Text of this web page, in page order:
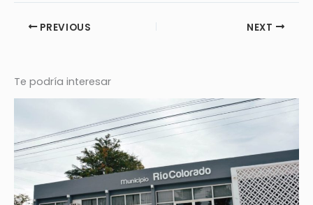
PREVIOUS NEXT
Te podría interesar